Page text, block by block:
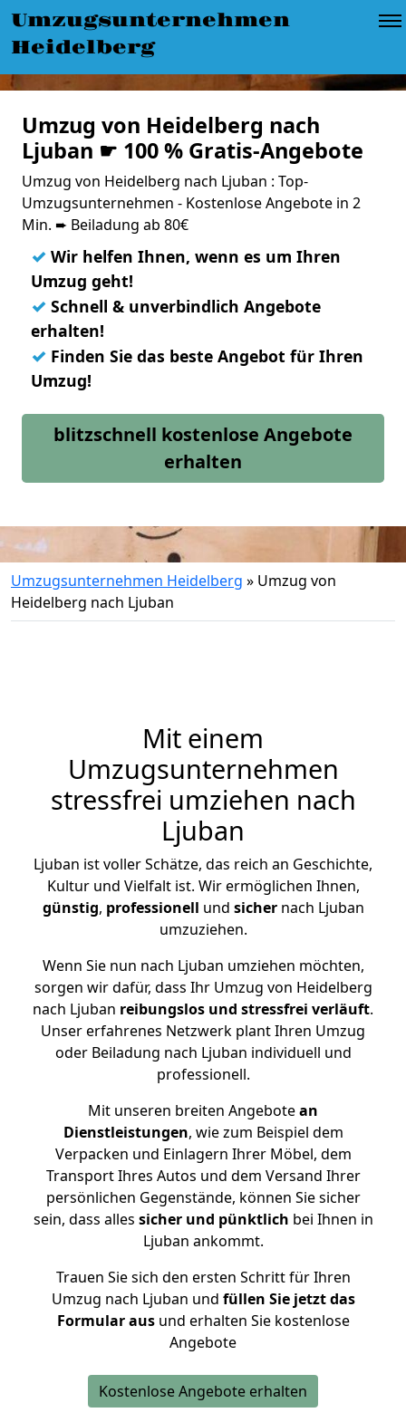
Umzugsunternehmen
Heidelberg
Umzug von Heidelberg nach
Ljuban ☛ 100 % Gratis-Angebote
Umzug von Heidelberg nach Ljuban : Top-
Umzugsunternehmen - Kostenlose Angebote in 2
Min. ➨ Beiladung ab 80€
✓ Wir helfen Ihnen, wenn es um Ihren
Umzug geht!
✓ Schnell & unverbindlich Angebote
erhalten!
✓ Finden Sie das beste Angebot für Ihren
Umzug!
blitzschnell kostenlose Angebote
erhalten
Umzugsunternehmen Heidelberg » Umzug von
Heidelberg nach Ljuban
Mit einem
Umzugsunternehmen
stressfrei umziehen nach
Ljuban
Ljuban ist voller Schätze, das reich an Geschichte,
Kultur und Vielfalt ist. Wir ermöglichen Ihnen,
günstig, professionell und sichernach Ljuban
umzuziehen.
Wenn Sie nun nach Ljuban umziehen möchten,
sorgen wir dafür, dass Ihr Umzug von Heidelberg
nach Ljuban reibungslos und stressfrei verläuft.
Unser erfahrenes Netzwerk plant Ihren Umzug
oder Beiladung nach Ljuban individuell und
professionell.
Mit unseren breiten Angebotean
Dienstleistungen, wie zum Beispiel dem
Verpacken und Einlagern Ihrer Möbel, dem
Transport Ihres Autos und dem Versand Ihrer
persönlichen Gegenstände, können Sie sicher
sein, dass alles sicher und pünktlich bei Ihnen in
Ljuban ankommt.
Trauen Sie sich den ersten Schritt für Ihren
Umzug nach Ljuban und füllen Sie jetzt das
Formular ausund erhalten Sie kostenlose
Angebote
Kostenlose Angebote erhalten